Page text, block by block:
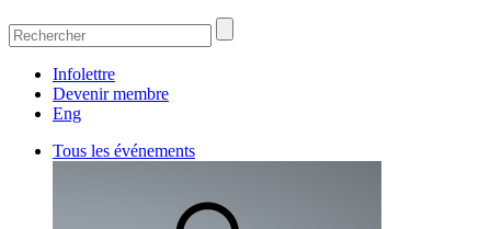
Infolettre
Devenir membre
Eng
Tous les événements